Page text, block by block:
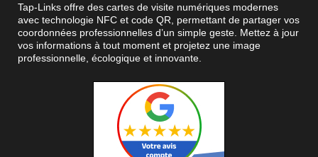
Tap-Links offre des cartes de visite numériques modernes
avec technologie NFC et code QR, permettant de partager vos
coordonnées professionnelles d’un simple geste. Mettez à jour
vos informations à tout moment et projetez une image
professionnelle, écologique et innovante.